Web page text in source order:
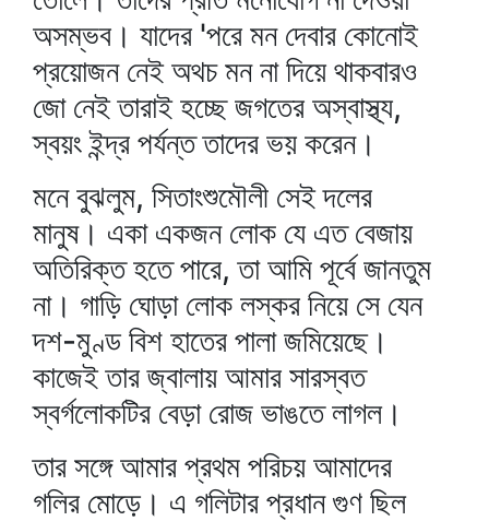
অসম্ভব। যাদের 'পরে মন দেবার কোনোই
প্রয়োজন নেই অথচ মন না দিয়ে থাকবারও
জো নেই তারাই হচ্ছে জগতের অস্বাস্থ্য,
স্বয়ং ইন্দ্র পর্যন্ত তাদের ভয় করেন।
মনে বুঝলুম, সিতাংশুমৌলী সেই দলের
মানুষ। একা একজন লোক যে এত বেজায়
অতিরিক্ত হতে পারে, তা আমি পূর্বে জানতুম
না। গাড়ি ঘোড়া লোক লস্কর নিয়ে সে যেন
দশ-মুণ্ড বিশ হাতের পালা জমিয়েছে।
কাজেই তার জ্বালায় আমার সারস্বত
স্বর্গলোকটির বেড়া রোজ ভাঙতে লাগল।
তার সঙ্গে আমার প্রথম পরিচয় আমাদের
গলির মোড়ে। এ গলিটার প্রধান গুণ ছিল